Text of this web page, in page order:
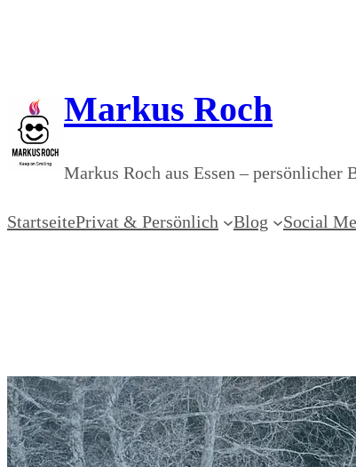
Markus Roch
Markus Roch aus Essen –
StartseitePrivat & Persönlich Blog Social